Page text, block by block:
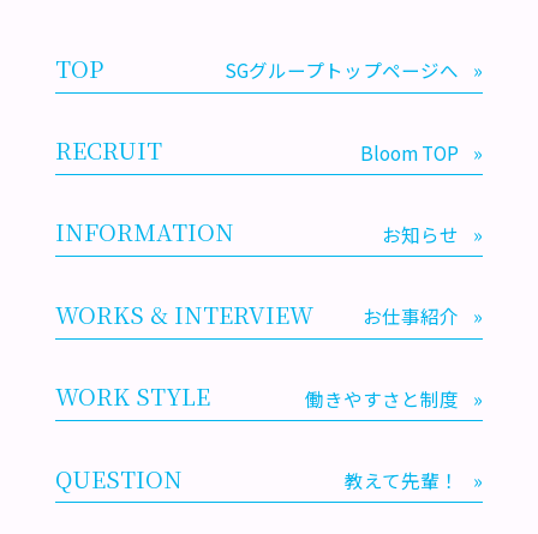
TOP SGグループトップページへ »
RECRUIT Bloom TOP »
INFORMATION お知らせ »
WORKS & INTERVIEW お仕事紹介 »
WORK STYLE 働きやすさと制度 »
QUESTION 教えて先輩！ »